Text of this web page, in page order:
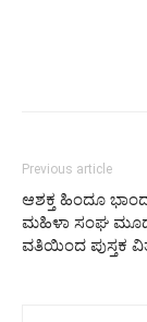
Previous article
ಆಶಕ್ತ ಹಿಂದೂ
ಮಹಿಳಾ ಸಂಘ
ವತಿಯಿಂದ ಪುಸ್ತಕ